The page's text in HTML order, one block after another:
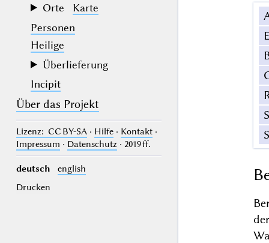
Orte
Karte
Personen
Heilige
Überlieferung
Incipit
Über das Projekt
Lizenz: CC BY-SA· Hilfe· Kontakt·
Impressum · Datenschutz· 2019 ff.
deutsch
english
Drucken